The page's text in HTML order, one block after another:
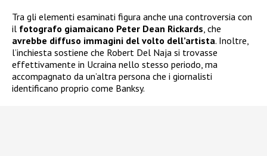
Tra gli elementi esaminati figura anche una controversia con
il fotografo giamaicano Peter Dean Rickards, che
avrebbe diffuso immagini del volto dell’artista. Inoltre,
l’inchiesta sostiene che Robert Del Naja si trovasse
effettivamente in Ucraina nello stesso periodo, ma
accompagnato da un’altra persona che i giornalisti
identificano proprio come Banksy.